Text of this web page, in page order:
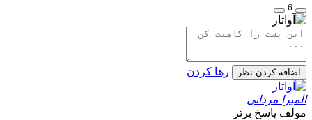
6
اضافه کردن نظر رها کردن
المیرا مردانی
مولف پاسخ برتر